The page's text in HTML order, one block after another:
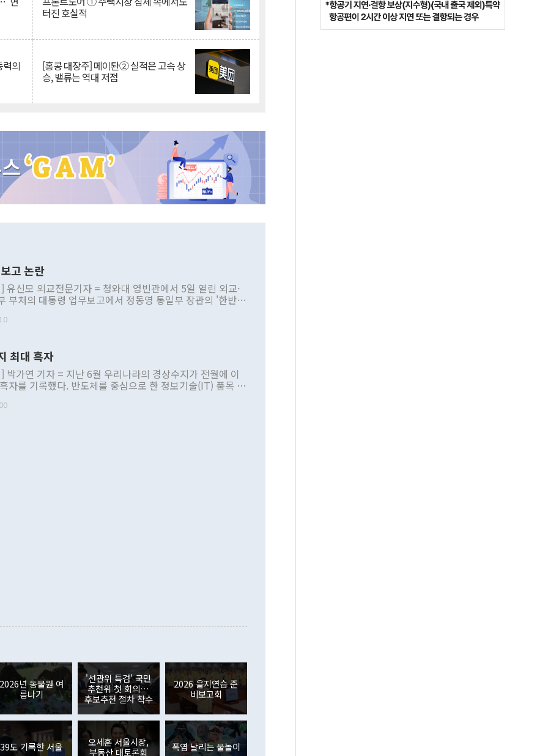
터진 호실적
의 [홍콩 대장주] 메이퇀② 실적은 고속 상
승, 밸류는 역대 저점
고 논란
유신모 외교전문기자 = 청와대 영빈관에서 5일 열린 외교·
부처의 대통령 업무보고에서 정동영 통일부 장관의 '한반도
부 내 조율을 거치지 않은 사안을 정책으로 추진하겠다고 공
근거한 비현실적 구상'이라는 비판을 내놨다. 그동안 정 장
관련 발언이 물의를 빚은 적은 여러 번 있지만 대통령과 유
공개적으로 부정적 입장을 표명한 것은 이례적이다. 정 장
북 접근법과 월권을 제어해야 한다는 목소리도 높아지고 있
사후 브리핑에서 정 장관이 언급한 '4자 회담'에 대해 "이상
블라디보스토크에서 열리는 '동방경제포럼(EEF)'을 언급하
서 (참석을) 검토하고 있다"고 발언한 데 대해서도 조 장관
부의 몫"이라며 "아직 거기까지 진도가 나가지 않았다"고
이 이날 소개한 대북 구상과 설명은 정부 내 조율을 거치지
서 문제가 있다. 특히 주적 표현 대체와 국호 사용, 9·19 군
자회담 추진 등은 통일부 장관이 결정할 사안이 아니어서 월
나오고 있다. 이 대통령은 정 장관의 업무보고를 듣고 난
고에 발표했다고 승인난 건 아니다"라고 재차 확인했다. 정
최대 흑자
박가연 기자 = 지난 6월 우리나라의 경상수지가 전월에 이
자를 기록했다. 반도체를 중심으로 한 정보기술(IT) 품목 수
르
늘어난 데다 전월 분기배당에 따른 기저효과로 배당지급이
억9000만달러)을 넘어선 것이다. 직접투자에서는 내국
가 80억1000만달러, 외국인의 국내투자가 46억3000만달러
증권투자에서는 외국인의 국내 주식 매도세가 이어졌다. 외
식 투자는 차익실현 매도 등의 영향으로 316억1000만달러
(-310억5000만달러)에 이어 역대 최대 순매도 기록을 다시
인의 국내 채권투자는 세계국채지수(WGBI) 자금 유입에도
래 영향으로 증가 폭이 줄어든 52억9000만달러를 기록했
외 증권투자는 주식을 중심으로 35억6000만달러 증가했
년 동물원 여
름나기
'선관위 특검' 국민
추천위 첫 회의…
후보추천 절차 착수
2026 을지연습 준
비보고회
39도 기록한 서울
오세훈 서울시장,
부동산 대토론회
폭염 날리는 물놀이